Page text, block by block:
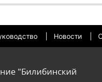
Новости
"Билибинский